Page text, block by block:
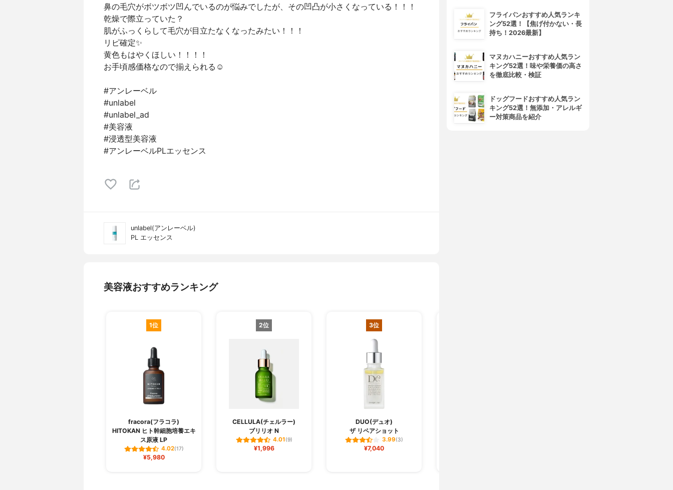
鼻の毛穴がボツボツ凹んでいるのが悩みでしたが、その凹凸が小さくなっている！！！
乾燥で際立っていた？
肌がふっくらして毛穴が目立たなくなったみたい！！！
リピ確定✨
黄色もはやくほしい！！！！
お手頃感価格なので揃えられる☺
#アンレーベル
#unlabel
#unlabel_ad
#美容液
#浸透型美容液
#アンレーベルPLエッセンス
unlabel(アンレーベル)
PL エッセンス
美容液おすすめランキング
1位
fracora(フラコラ)
HITOKAN ヒト幹細胞培養エキ
ス原液 LP
4.02(17)
¥5,980
2位
CELLULA(チェルラー)
ブリリオ N
4.01(9)
¥1,996
3位
DUO(デュオ)
ザ リペアショット
3.99(3)
¥7,040
フライパンおすすめ人気ランキ
ング52選！【焦げ付かない・長
持ち！2026最新】
マヌカハニーおすすめ人気ラン
キング52選！味や栄養価の高さ
を徹底比較・検証
ドッグフードおすすめ人気ラン
キング52選！無添加・アレルギ
ー対策商品を紹介